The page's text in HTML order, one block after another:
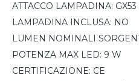
ATTACCO LAMPADINA: GX53
LAMPADINA INCLUSA: NO
LUMEN NOMINALI
POTENZA MAX LED: 9 W
CERTIFICAZIONE: CE